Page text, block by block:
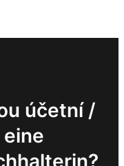
účetní /
eine